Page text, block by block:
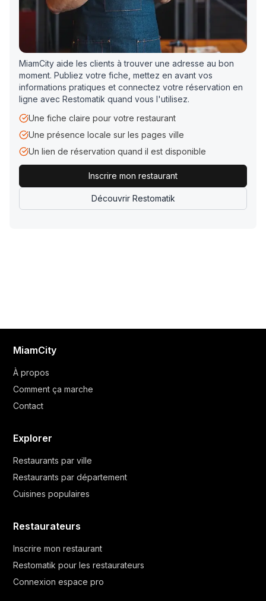
MiamCity aide les clients à trouver une adresse au bon
moment. Publiez votre fiche, mettez en avant vos
informations pratiques et connectez votre réservation en
ligne avec Restomatik quand vous l'utilisez.
Une fiche claire pour votre restaurant
Une présence locale sur les pages ville
Un lien de réservation quand il est disponible
Inscrire mon restaurant
Découvrir Restomatik
MiamCity
À propos
Comment ça marche
Contact
Explorer
Restaurants par ville
Restaurants par département
Cuisines populaires
Restaurateurs
Inscrire mon restaurant
Restomatik pour les restaurateurs
Connexion espace pro